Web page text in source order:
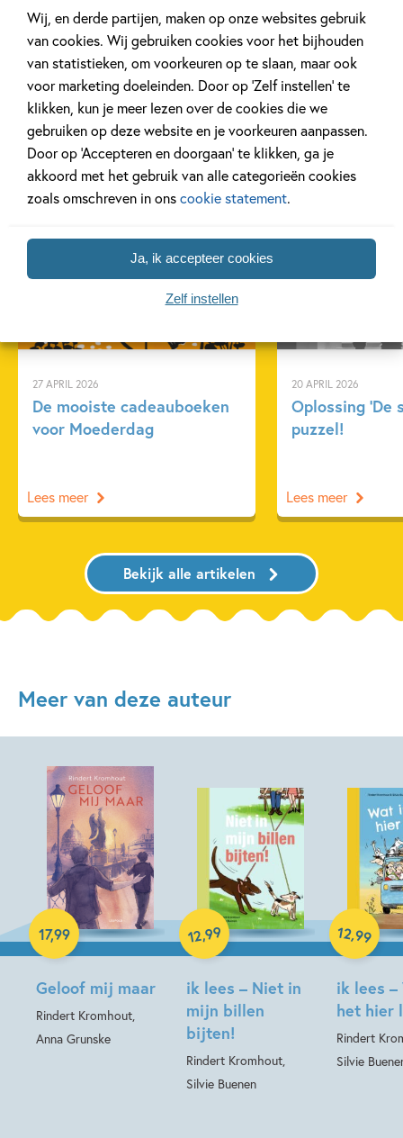
Wij, en derde partijen, maken op onze websites gebruik
van cookies. Wij gebruiken cookies voor het bijhouden
van statistieken, om voorkeuren op te slaan, maar ook
voor marketing doeleinden. Door op ‘Zelf instellen’ te
klikken, kun je meer lezen over de cookies die we
gebruiken op deze website en je voorkeuren aanpassen.
Door op ‘Accepteren en doorgaan’ te klikken, ga je
akkoord met het gebruik van alle categorieën cookies
zoals omschreven in onscookie statement.
Ja, ik accepteer cookies
Zelf instellen
Gerelateerde artikelen
27 APRIL 2026
De mooiste cadeauboeken
voor Moederdag
Tiplijst
Lees meer
20 APRIL 2026
Oplossing ‘De
puzzel!
Achtergrond
Lees meer
Bekijk alle artikelen
Meer van deze auteur
Geloof mij maar
Rindert Kromhout,
Anna Grunske
17,99
Paperback
ik lees – Niet in
mijn billen
bijten!
Rindert Kromhout,
Silvie Buenen
12,99
Hardcover
ik lees
het hier
Rindert
Silvie
12,99
Hardcover